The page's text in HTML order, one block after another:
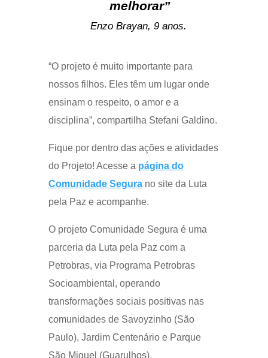
melhorar”
Enzo Brayan, 9 anos.
“O projeto é muito importante para
nossos filhos. Eles têm um lugar onde
ensinam o respeito, o amor e a
disciplina”, compartilha Stefani Galdino.
Fique por dentro das ações e atividades
do Projeto! Acesse a página do
Comunidade Segurano site da Luta
pela Paz e acompanhe.
O projeto Comunidade Segura é uma
parceria da Luta pela Paz com a
Petrobras, via Programa Petrobras
Socioambiental, operando
transformações sociais positivas nas
comunidades de Savoyzinho (São
Paulo), Jardim Centenário e Parque
São Miguel (Guarulhos).